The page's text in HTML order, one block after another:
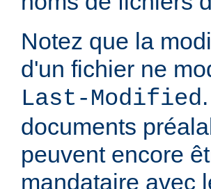
Notez que la
d'un fichier ne
Last-Modified
documents
peuvent encore
mandataire avec